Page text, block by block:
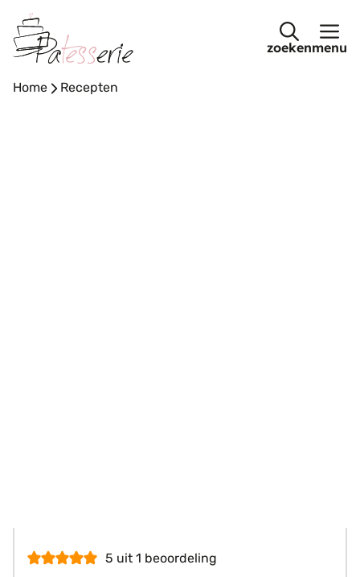
naar
de
menu
Home - Recepten
5 uit 1 beoordeling